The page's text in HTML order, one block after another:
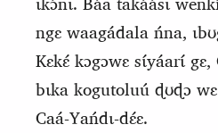
ngɛ waagádala ńna,
Kɛkɛ́ kɔgɔwɛ sɩ́yáarɩ́
bɩka kogutoluú ɖʊɖɔ
Caá-Yańdɩ-dɛ́ɛ.